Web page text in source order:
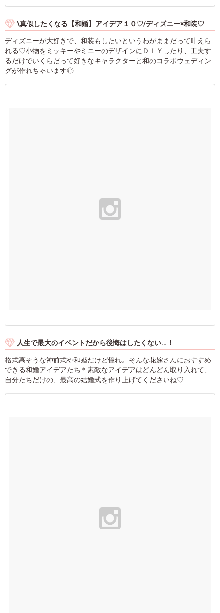
\真似したくなる【和婚】アイデア１０♡/ディズニー×和装♡
ディズニーが大好きで、和装もしたいというわがままだって叶えら
れる♡小物をミッキーやミニーのデザインにＤＩＹしたり、工夫す
るだけでいくらだって好きなキャラクターと和のコラボウェディン
グが作れちゃいます◎
人生で最大のイベントだから後悔はしたくない...！
格式高そうな神前式や和婚だけど憧れ。そんな花嫁さんにおすすめ
できる和婚アイデアたち＊素敵なアイデアはどんどん取り入れて、
自分たちだけの、最高の結婚式を作り上げてくださいね♡